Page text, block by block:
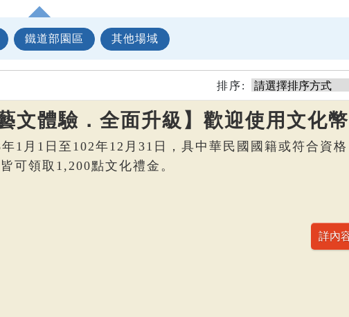
鐵道部園區 其他場域
排序:
文體驗．全面升級】歡迎使用文化幣
1月1日至102年12月31日，具中華民國國籍或符合資格
可領取1,200點文化禮金。